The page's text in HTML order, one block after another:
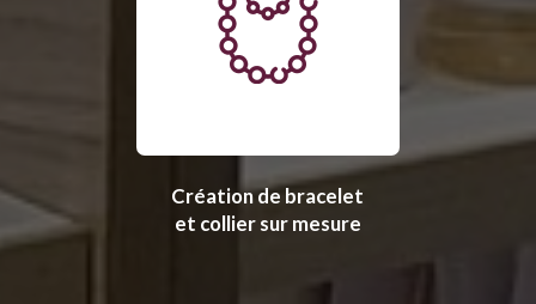
Création de bracelet
et collier sur mesure